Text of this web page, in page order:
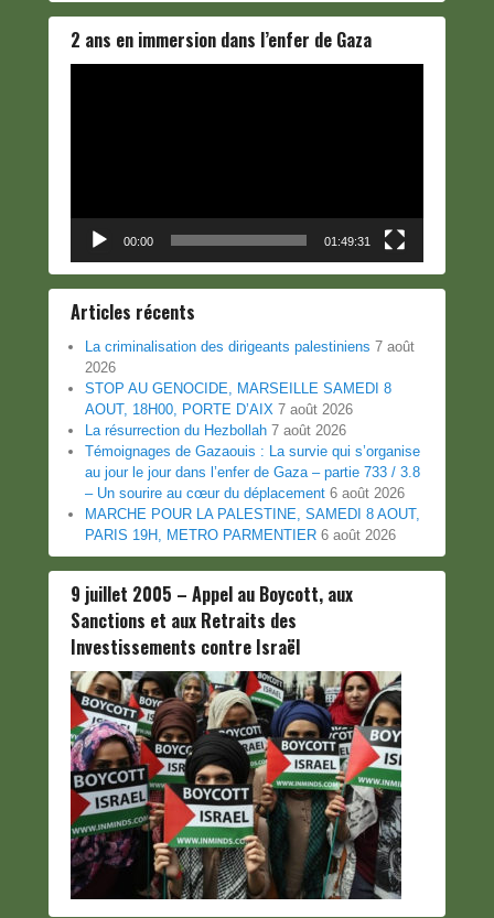
2 ans en immersion dans l’enfer de Gaza
00:00 01:49:31
Articles récents
La criminalisation des dirigeants palestiniens 7 août
2026
STOP AU GENOCIDE, MARSEILLE SAMEDI 8
AOUT, 18H00, PORTE D’AIX 7 août 2026
La résurrection du Hezbollah 7 août 2026
Témoignages de Gazaouis : La survie qui s’organise
au jour le jour dans l’enfer de Gaza – partie 733 / 3.8
– Un sourire au cœur du déplacement 6 août 2026
MARCHE POUR LA PALESTINE, SAMEDI 8 AOUT,
PARIS 19H, METRO PARMENTIER 6 août 2026
9 juillet 2005 – Appel au Boycott, aux
Sanctions et aux Retraits des
Investissements contre Israël